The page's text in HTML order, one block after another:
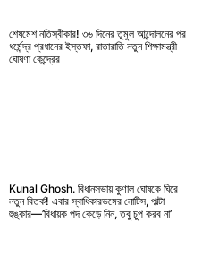
শেষমেশ নতিস্বীকার! ৩৬ দিনের তুমুল আন্দোলনের পর
ধর্মেন্দ্র প্রধানের ইস্তফা, রাতারাতি নতুন শিক্ষামন্ত্রী
ঘোষণা কেন্দ্রের
Kunal Ghosh. বিধানসভায় কুণাল ঘোষকে ঘিরে
নতুন বিতর্ক! এবার স্বাধিকারভঙ্গের নোটিস, পাল্টা
হুঙ্কার—’বিধায়ক পদ কেড়ে নিন, তবু চুপ করব না’